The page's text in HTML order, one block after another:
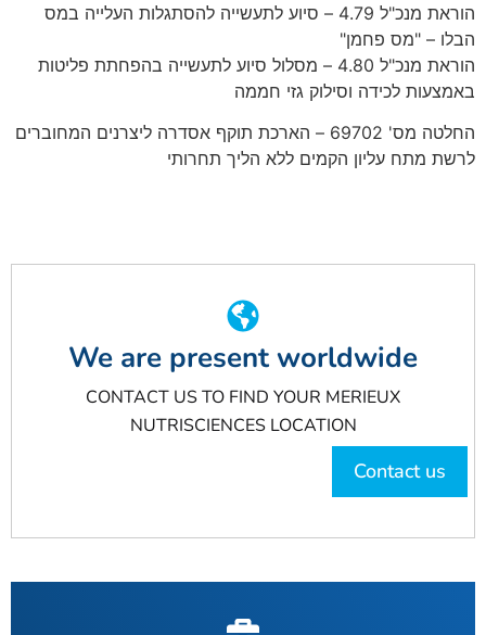
הוראת מנכ"ל 4.79 – סיוע לתעשייה להסתגלות העלייה במס
הבלו – "מס פחמן"
הוראת מנכ"ל 4.80 – מסלול סיוע לתעשייה בהפחתת פליטות
באמצעות לכידה וסילוק גזי חממה
החלטה מס' 69702 – הארכת תוקף אסדרה ליצרנים המחוברים
לרשת מתח עליון הקמים ללא הליך תחרותי
Contact us
We are present worldwide
CONTACT US TO FIND YOUR MERIEUX
NUTRISCIENCES LOCATION